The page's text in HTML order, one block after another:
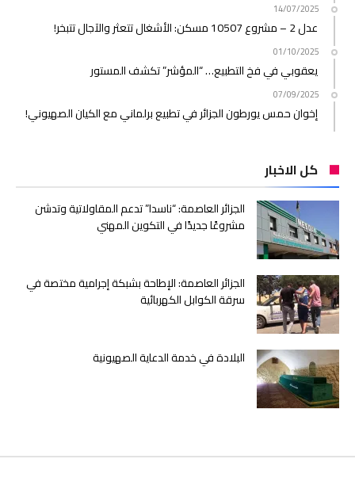
14/07/2025
عدل 2 – مشروع 10507 مسكن: الأشغال تتعثر والآجال تتبخر!
01/10/2025
يعقوبي في فخ التطبيع… “المؤشر” تكشف المستور
07/09/2025
إخوان حمس يورطون الجزائر في تطبيع برلماني مع الكيان الصهيوني!
كل الاخبار
الجزائر العاصمة: “ناسدا” تدعم المقاولاتية وتدشن
مشروعًا جديدًا في التكوين المهني
الجزائر العاصمة: الإطاحة بشبكة إجرامية مختصة في
سرقة الكوابل الكهربائية
البلادة في خدمة الدعاية الصهيونية